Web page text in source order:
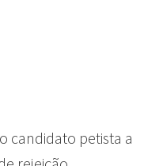
candidato petista a